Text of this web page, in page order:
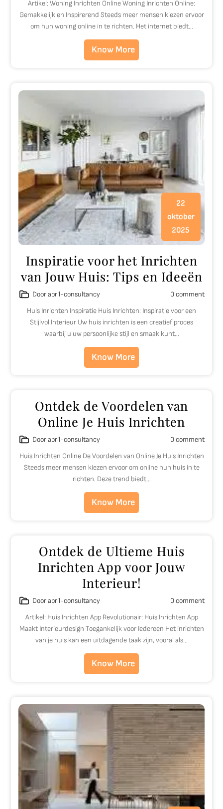
Artikel: Woning Inrichten Online Woning Inrichten Online:
Gemakkelijk en Inspirerend Steeds meer mensen kiezen ervoor
om hun woning online in te richten. Het internet biedt…
Know More
22
oktober
2025
Inspiratie voor het Inrichten
van Jouw Huis: Tips en Ideeën
Door april-consultancy
0 comment
Huis Inrichten Inspiratie Huis Inrichten: Inspiratie voor een
Stijlvol Interieur Uw huis inrichten is een creatief proces
waarbij u uw persoonlijke stijl en smaak kunt…
Know More
Ontdek de Voordelen van
Online Je Huis Inrichten
Door april-consultancy
0 comment
Huis Inrichten Online De Voordelen van Online Je Huis Inrichten
Steeds meer mensen kiezen ervoor om online hun huis in te
richten. Deze trend biedt…
Know More
Ontdek de Ultieme Huis
Inrichten App voor Jouw
Interieur!
Door april-consultancy
0 comment
Artikel: Huis Inrichten App Revolutionair: Huis Inrichten App
Maakt Interieurdesign Toegankelijk voor Iedereen Het inrichten
van je huis kan een uitdagende taak zijn, vooral als…
Know More